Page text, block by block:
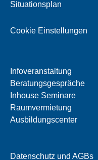
Situationsplan
Cookie Einstellungen
Infoveranstaltung
Beratungsgespräche
Inhouse Seminare
Raumvermietung
Ausbildungscenter
Datenschutz und AGBs